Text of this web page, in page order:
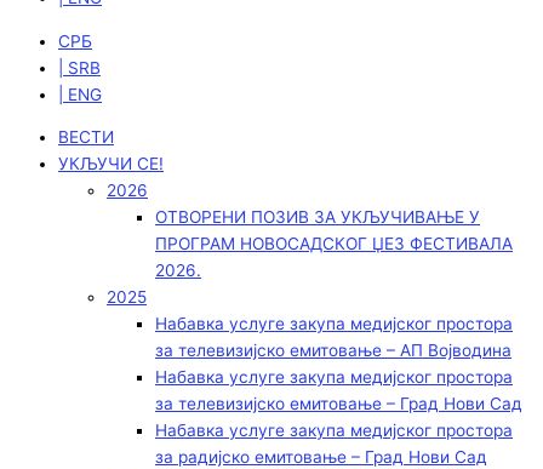
СРБ
| SRB
| ENG
ВЕСТИ
УКЉУЧИ СЕ!
2026
ОТВОРЕНИ ПОЗИВ ЗА УКЉУЧИВАЊЕ У
ПРОГРАМ НОВОСАДСКОГ ЏЕЗ ФЕСТИВАЛА
2026.
2025
Набавка услуге закупа медијског простора
за телевизијско емитовање – АП Војводинa
Набавка услуге закупа медијског простора
за телевизијско емитовање – Град Нови Сад
Набавка услуге закупа медијског простора
за радијско емитовање – Град Нови Сад